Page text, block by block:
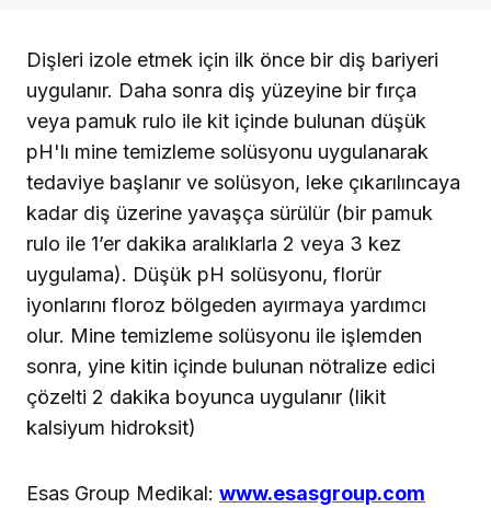
Dişleri izole etmek için ilk önce bir diş bariyeri
uygulanır. Daha sonra diş yüzeyine bir fırça
veya pamuk rulo ile kit içinde bulunan düşük
pH'lı mine temizleme solüsyonu uygulanarak
tedaviye başlanır ve solüsyon, leke çıkarılıncaya
kadar diş üzerine yavaşça sürülür (bir pamuk
rulo ile 1’er dakika aralıklarla 2 veya 3 kez
uygulama). Düşük pH solüsyonu, florür
iyonlarını floroz bölgeden ayırmaya yardımcı
olur. Mine temizleme solüsyonu ile işlemden
sonra, yine kitin içinde bulunan nötralize edici
çözelti 2 dakika boyunca uygulanır (likit
kalsiyum hidroksit)
Esas Group Medikal: www.esasgroup.com